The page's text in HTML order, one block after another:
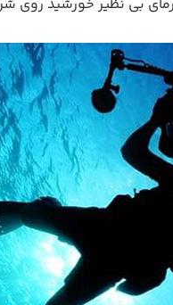
بی نظیر خورشید روی